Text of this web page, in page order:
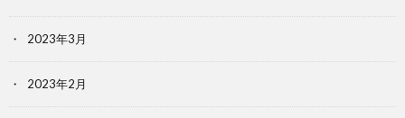
2023年3月
2023年2月